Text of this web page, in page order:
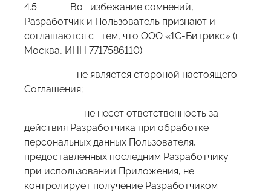
4.5. Во избежание сомнений,
Разработчик и Пользователь признают и
соглашаются с тем, что ООО «1С-Битрикс» (г.
Москва, ИНН 7717586110):
- не является стороной настоящего
Соглашения;
- не несет ответственность за
действия Разработчика при обработке
персональных данных Пользователя,
предоставленных последним Разработчику
при использовании Приложения, не
контролирует получение Разработчиком